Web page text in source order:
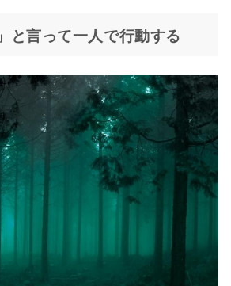
と言って一人で行動する